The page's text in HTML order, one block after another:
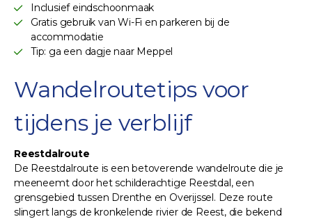
Inclusief eindschoonmaak
Gratis gebruik van Wi-Fi en parkeren bij de
accommodatie
Tip: ga een dagje naar Meppel
Wandelroutetips voor
tijdens je verblijf
Reestdalroute
De Reestdalroute is een betoverende wandelroute die je
meeneemt door het schilderachtige Reestdal, een
grensgebied tussen Drenthe en Overijssel. Deze route
slingert langs de kronkelende rivier de Reest, die bekend